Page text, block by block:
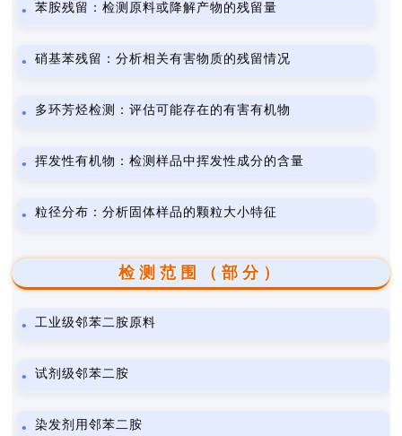
苯胺残留：检测原料或降解产物的残留量
硝基苯残留：分析相关有害物质的残留情况
多环芳烃检测：评估可能存在的有害有机物
挥发性有机物：检测样品中挥发性成分的含量
粒径分布：分析固体样品的颗粒大小特征
检测范围（部分）
工业级邻苯二胺原料
试剂级邻苯二胺
染发剂用邻苯二胺